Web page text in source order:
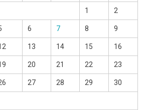
1 2
6 7 8 9
13 14 15 16
20 21 22 23
27 28 29 30